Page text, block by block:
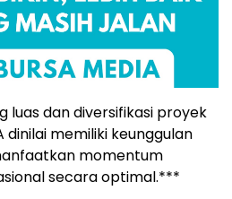
luas dan diversifikasi proyek
dinilai memiliki keunggulan
momentum
secara optimal.***